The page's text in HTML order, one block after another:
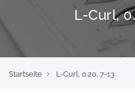
L-Curl,
Startseite L-Curl, 0.20, 7-13